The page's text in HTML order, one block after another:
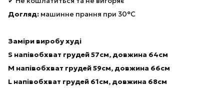
Догляд: машинне прання при 30°C
Заміри виробу худі
S напівобхват грудей 57см, довжина 64см
M напівобхват грудей 59см, довжина 66см
L напівобхват грудей 61см, довжина 68см